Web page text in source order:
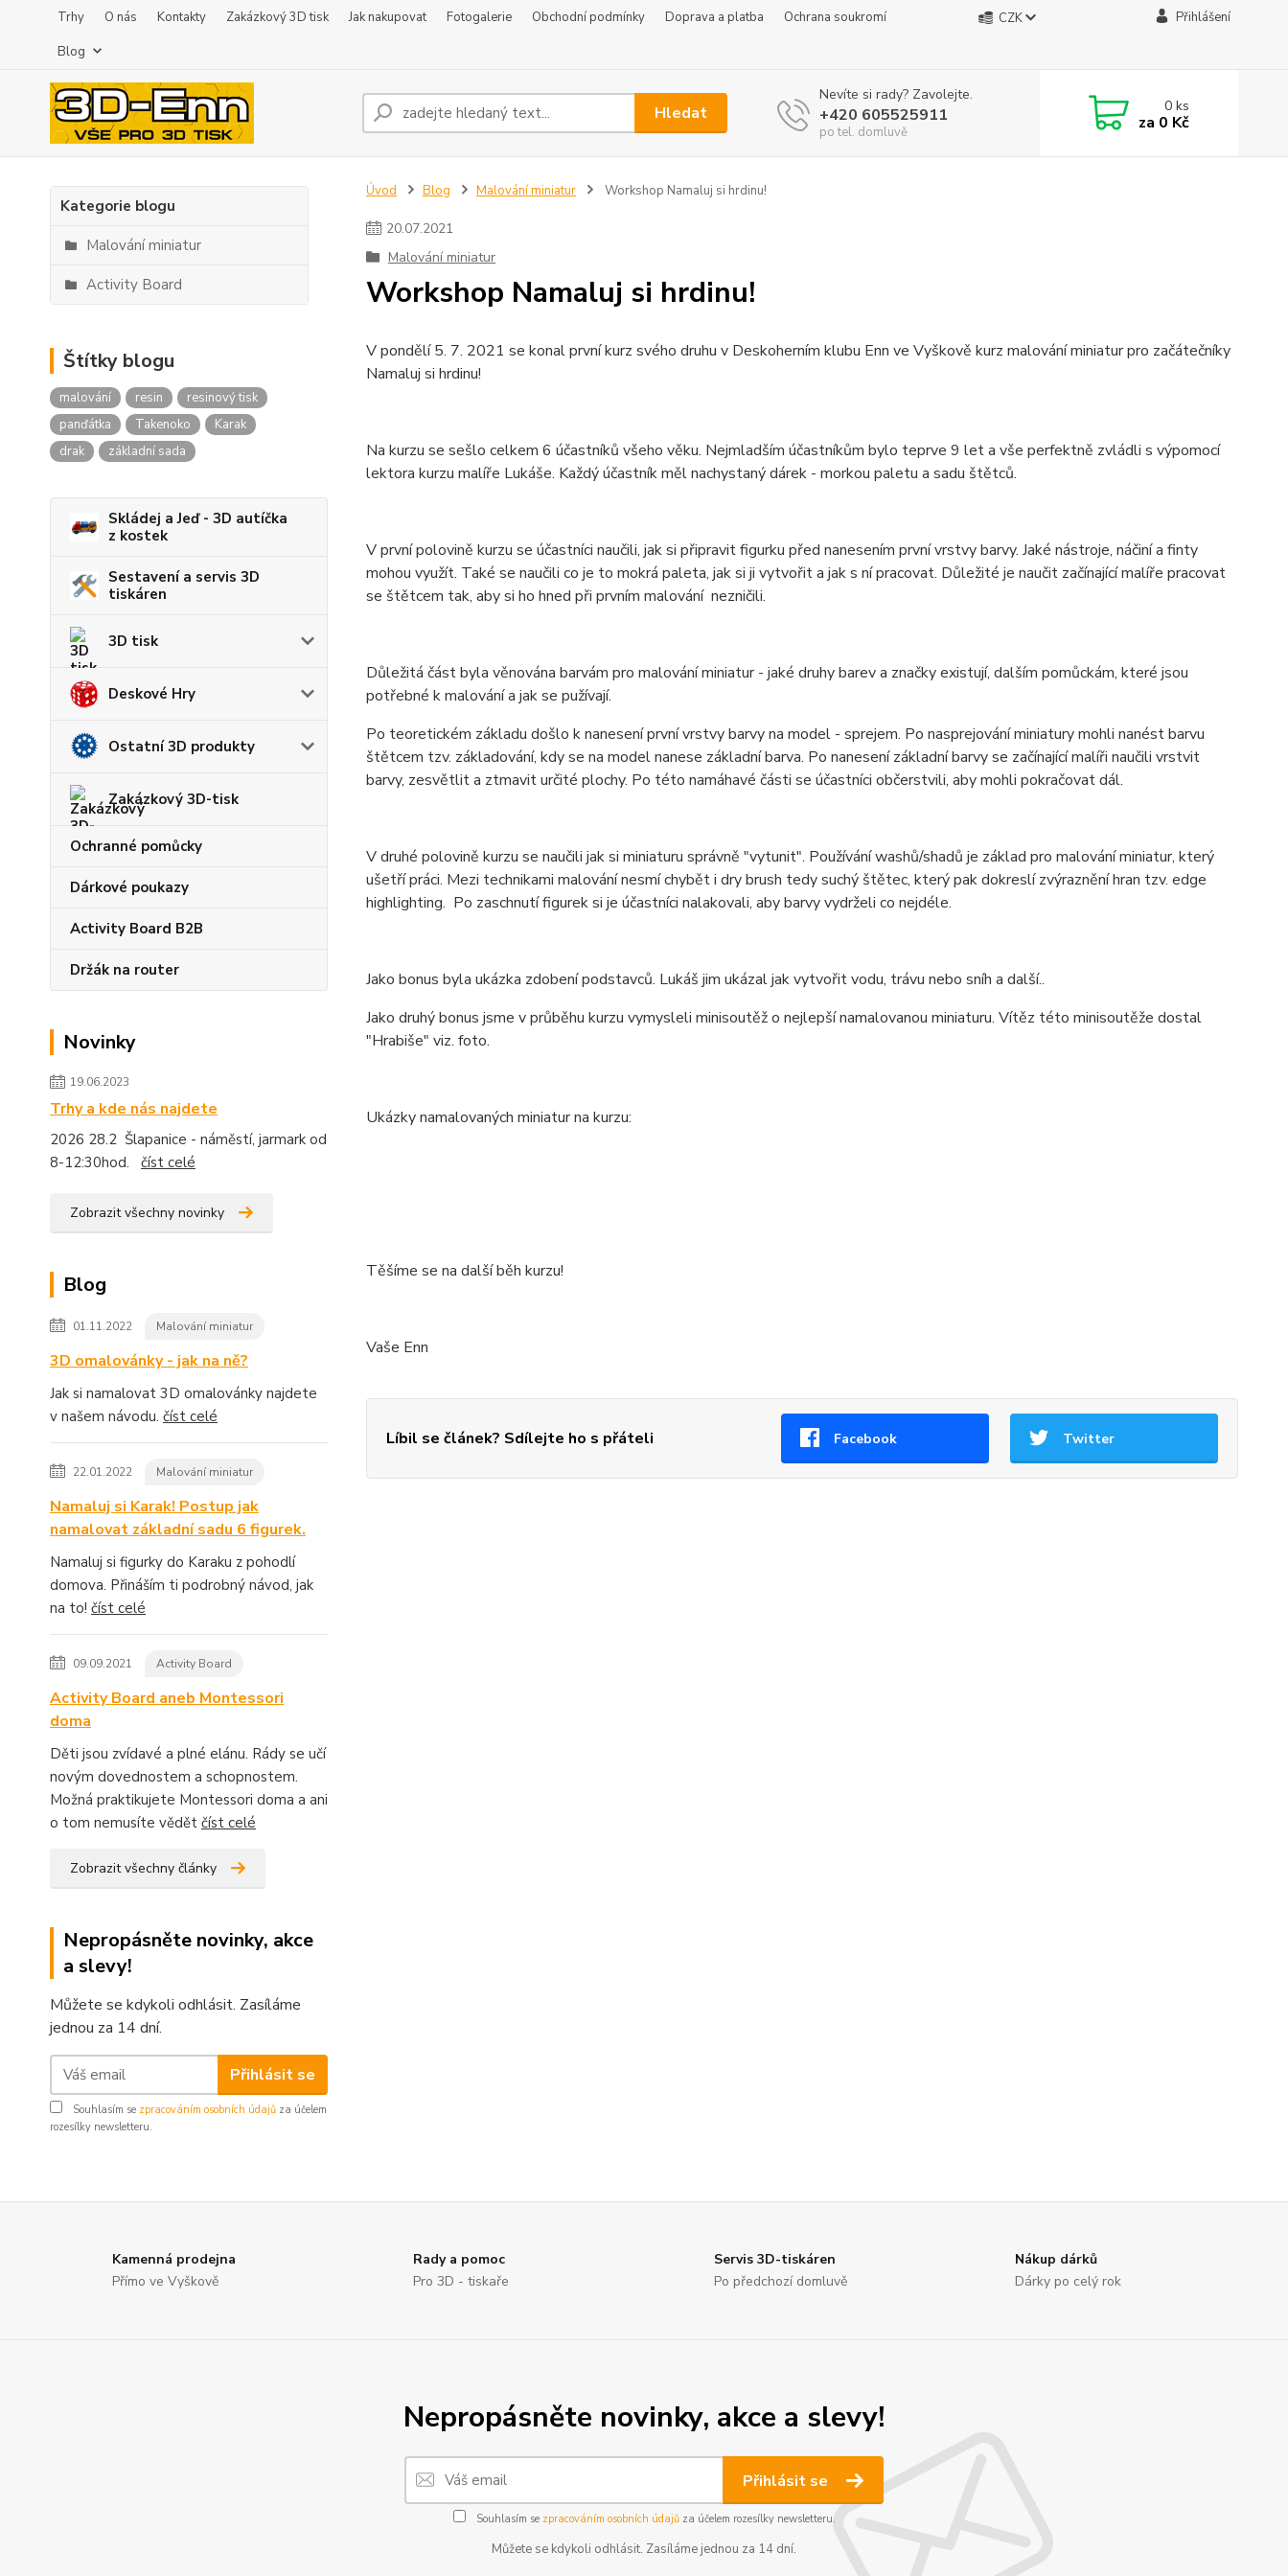
Trhy O nás Kontakty Zakázkový 3D tisk Jak nakupovat Fotogalerie Obchodní podmínky Doprava a platba
Ochrana soukromí
Blog
CZK Přihlášení
Hledat
Nevíte si rady? Zavolejte.
+420 605525911
po tel. domluvě
0ks
za 0 Kč
Kategorie blogu
Malování miniatur
Activity Board
Štítky blogu
malování resin
resinový tisk
panďátka
Takenoko
Karak
drak
základní sada
Skládej a Jeď - 3D autíčka
z kostek
Sestavení a servis 3D
tiskáren
3D tisk
Deskové Hry
Ostatní 3D produkty
Zakázkový 3D-tisk
Ochranné pomůcky
Dárkové poukazy
Activity Board B2B
Držák na router
Novinky
19.06.2023
Trhy a kde nás najdete
2026 28.2 Šlapanice - náměstí, jarmark od
8-12:30hod. číst celé
Zobrazit všechny novinky
Blog
01.11.2022 Malování miniatur
3D omalovánky - jak na ně?
Jak si namalovat 3D omalovánky najdete
v našem návodu. číst celé
22.01.2022 Malování miniatur
Namaluj si Karak! Postup jak
namalovat základní sadu 6 figurek.
Namaluj si figurky do Karaku z pohodlí
domova. Přináším ti podrobný návod, jak
na to! číst celé
09.09.2021 Activity Board
Activity Board aneb Montessori
doma
Děti jsou zvídavé a plné elánu. Rády se učí
novým dovednostem a schopnostem.
Možná praktikujete Montessori doma a ani
o tom nemusíte vědět číst celé
Zobrazit všechny články
Nepropásněte novinky, akce
a slevy!
Můžete se kdykoli odhlásit. Zasíláme
jednou za 14 dní.
Přihlásit se
Souhlasím se zpracováním osobních údajů za účelem
rozesílky newsletteru.
Úvod Blog Malování miniatur Workshop Namaluj si hrdinu!
20.07.2021
Malování miniatur
Workshop Namaluj si hrdinu!
V pondělí 5. 7. 2021 se konal první kurz svého druhu v Deskoherním klubu Enn ve Vyškově kurz malování miniatur pro začátečníky
Namaluj si hrdinu!
Na kurzu se sešlo celkem 6 účastníků všeho věku. Nejmladším účastníkům bylo teprve 9 let a vše perfektně zvládli s výpomocí
lektora kurzu malíře Lukáše. Každý účastník měl nachystaný dárek - morkou paletu a sadu štětců.
V první polovině kurzu se účastníci naučili, jak si připravit figurku před nanesením první vrstvy barvy. Jaké nástroje, náčiní a finty
mohou využít. Také se naučili co je to mokrá paleta, jak si ji vytvořit a jak s ní pracovat. Důležité je naučit začínající malíře pracovat
se štětcem tak, aby si ho hned při prvním malování nezničili.
Důležitá část byla věnována barvám pro malování miniatur - jaké druhy barev a značky existují, dalším pomůckám, které jsou
potřebné k malování a jak se pužívají.
Po teoretickém základu došlo k nanesení první vrstvy barvy na model - sprejem. Po nasprejování miniatury mohli nanést barvu
štětcem tzv. základování, kdy se na model nanese základní barva. Po nanesení základní barvy se začínající malíři naučili vrstvit
barvy, zesvětlit a ztmavit určité plochy. Po této namáhavé části se účastníci občerstvili, aby mohli pokračovat dál.
V druhé polovině kurzu se naučili jak si miniaturu správně "vytunit". Používání washů/shadů je základ pro malování miniatur, který
ušetří práci. Mezi technikami malování nesmí chybět i dry brush tedy suchý štětec, který pak dokreslí zvýraznění hran tzv. edge
highlighting. Po zaschnutí figurek si je účastníci nalakovali, aby barvy vydrželi co nejdéle.
Jako bonus byla ukázka zdobení podstavců. Lukáš jim ukázal jak vytvořit vodu, trávu nebo sníh a další..
Jako druhý bonus jsme v průběhu kurzu vymysleli minisoutěž o nejlepší namalovanou miniaturu. Vítěz této minisoutěže dostal
"Hrabiše" viz. foto.
Ukázky namalovaných miniatur na kurzu:
Těšíme se na další běh kurzu!
Vaše Enn
Líbil se článek? Sdílejte ho s přáteli Facebook Twitter
Kamenná prodejna
Přímo ve Vyškově
Rady a pomoc
Pro 3D - tiskaře
Servis 3D-tiskáren
Po předchozí domluvě
Nákup dárků
Dárky po celý rok
Nepropásněte novinky, akce a slevy!
Přihlásit se
Souhlasím se zpracováním osobních údajůza účelem rozesílky newsletteru.
Můžete se kdykoli odhlásit. Zasíláme jednou za 14 dní.